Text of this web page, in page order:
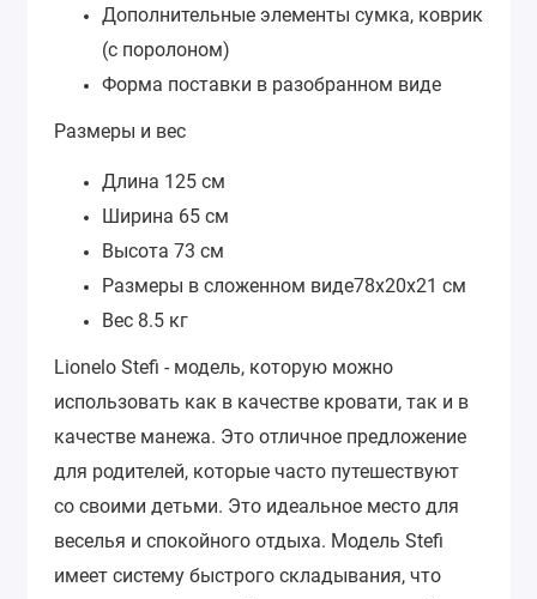
Дополнительные элементы сумка, коврик
(с поролоном)
Форма поставки в разобранном виде
Размеры и вес
Длина 125 см
Ширина 65 см
Высота 73 см
Размеры в сложенном виде78х20х21 см
Вес 8.5 кг
Lionelo Stefi - модель, которую можно
использовать как в качестве кровати, так и в
качестве манежа. Это отличное предложение
для родителей, которые часто путешествуют
со своими детьми. Это идеальное место для
веселья и спокойного отдыха. Модель Stefi
имеет систему быстрого складывания, что